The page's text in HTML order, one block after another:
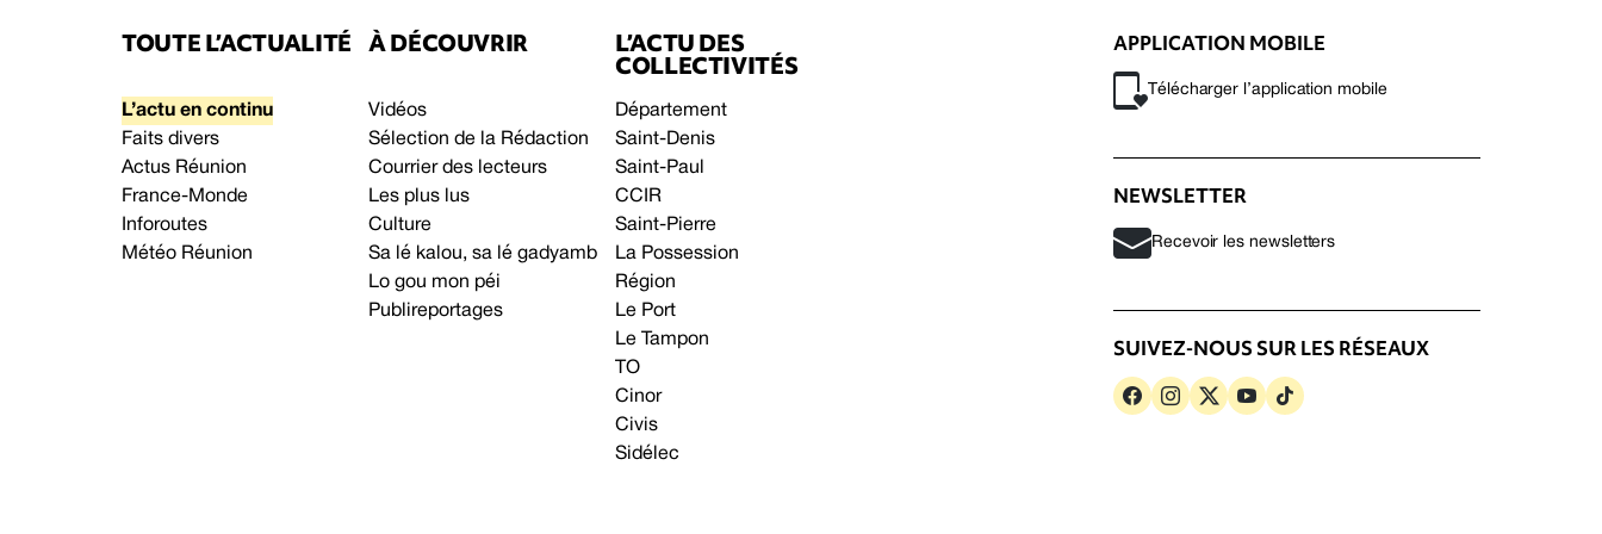
TOUTE L’ACTUALITÉ
L’actu en continu
Faits divers
Actus Réunion
France-Monde
Inforoutes
Météo Réunion
À DÉCOUVRIR
Vidéos
Sélection de la Rédaction
Courrier des lecteurs
Les plus lus
Culture
Sa lé kalou, sa lé gadyamb
Lo gou mon péi
Publireportages
L’ACTU DES
COLLECTIVITÉS
Département
Saint-Denis
Saint-Paul
CCIR
Saint-Pierre
La Possession
Région
Le Port
Le Tampon
TO
Cinor
Civis
Sidélec
APPLICATION MOBILE
Télécharger l’application mobile
NEWSLETTER
Recevoir les newsletters
SUIVEZ-NOUS SUR LES RÉSEAUX